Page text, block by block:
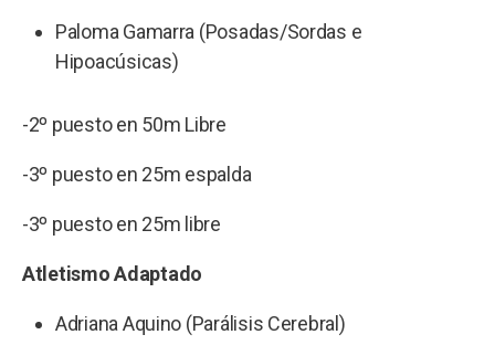
Paloma Gamarra (Posadas/Sordas e
Hipoacúsicas)
-2º puesto en 50m Libre
-3º puesto en 25m espalda
-3º puesto en 25m libre
Atletismo Adaptado
Adriana Aquino (Parálisis Cerebral)